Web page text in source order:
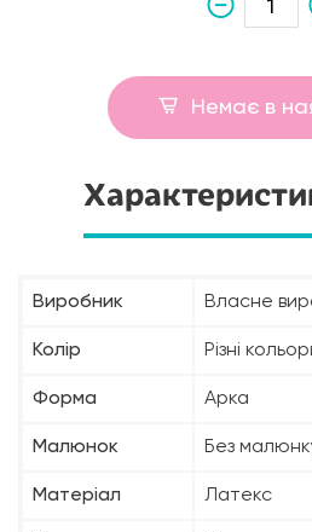
Немає в
Виробник Власне
Колір Різні
Форма Арка
Малюнок Без
Матеріал Латекс